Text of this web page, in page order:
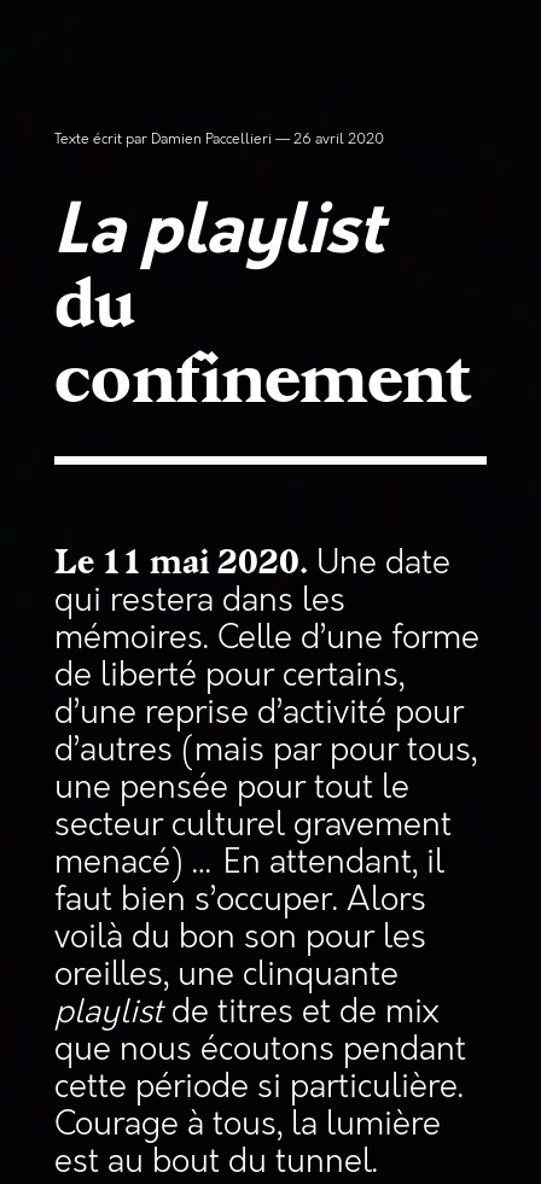
Texte écrit par Damien Paccellieri 26 avril 2020
La playlist
du
confinement
Le 11 mai 2020.Une date
qui restera dans les
mémoires. Celle d’une forme
de liberté pour certains,
d’une reprise d’activité pour
d’autres (mais par pour tous,
une pensée pour tout le
secteur culturel gravement
menacé) … En attendant, il
faut bien s’occuper. Alors
voilà du bon son pour les
oreilles, une clinquante
playlistde titres et de mix
que nous écoutons pendant
cette période si particulière.
Courage à tous, la lumière
est au bout du tunnel.